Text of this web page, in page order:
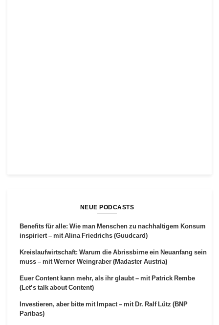
NEUE PODCASTS
Benefits für alle: Wie man Menschen zu nachhaltigem Konsum
inspiriert – mit Alina Friedrichs (Guudcard)
Kreislaufwirtschaft: Warum die Abrissbirne ein Neuanfang sein
muss – mit Werner Weingraber (Madaster Austria)
Euer Content kann mehr, als ihr glaubt – mit Patrick Rembe
(Let’s talk about Content)
Investieren, aber bitte mit Impact – mit Dr. Ralf Lütz (BNP
Paribas)